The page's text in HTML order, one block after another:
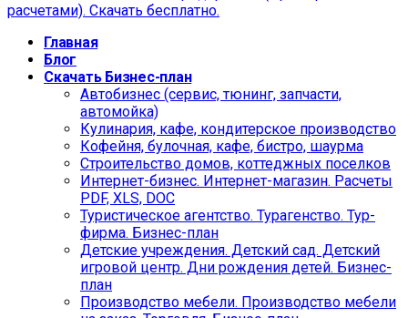
Главная
Блог
Скачать Бизнес-план
Автобизнес (сервис, тюнинг, запчасти,
автомойка)
Кулинария, кафе, кондитерское производство
Кофейня, булочная, кафе, бистро, шаурма
Строительство домов, коттеджных поселков
Интернет-бизнес. Интернет-магазин. Расчеты
PDF, XLS, DOC
Туристическое агентство. Турагенство. Тур-
фирма. Бизнес-план
Детские учреждения. Детский сад. Детский
игровой центр. Дни рождения детей. Бизнес-
план
Производство мебели. Производство мебели